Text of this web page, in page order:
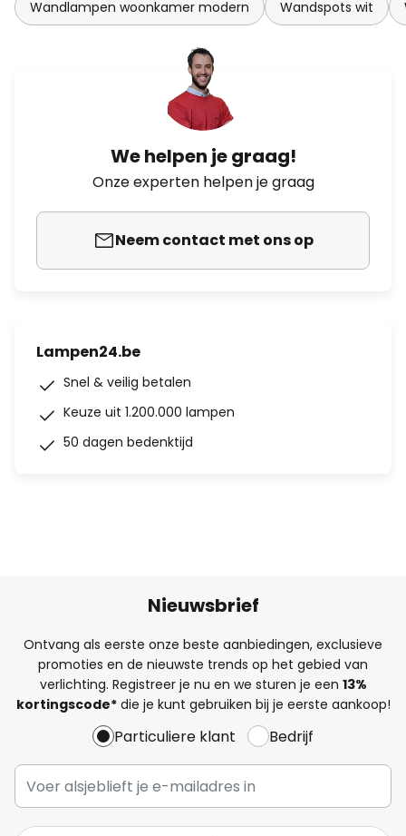
Wandlampen woonkamer modern Wandspots wit
We helpen je graag!
Onze experten helpen je graag
Neem contact met ons op
Lampen24.be
Snel & veilig betalen
Keuze uit 1.200.000 lampen
50 dagen bedenktijd
Nieuwsbrief
Ontvang als eerste onze beste aanbiedingen, exclusieve
promoties en de nieuwste trends op het gebied van
verlichting. Registreer je nu en we sturen je een 13%
kortingscode*die je kunt gebruiken bij je eerste aankoop!
Particuliere klant Bedrijf